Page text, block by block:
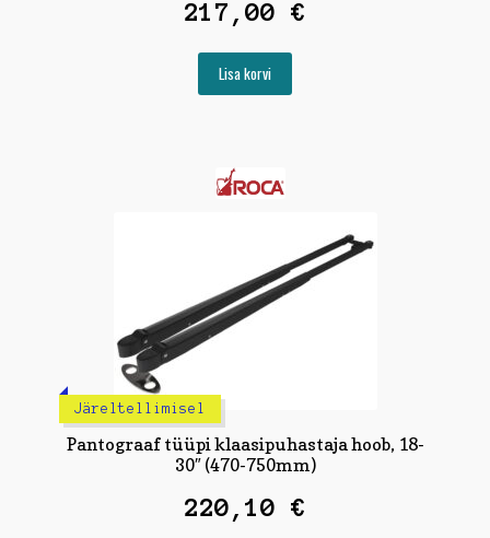
217,00 €
Lisa korvi
Järeltellimisel
Pantograaf tüüpi klaasipuhastaja hoob, 18-
30″ (470-750mm)
220,10 €